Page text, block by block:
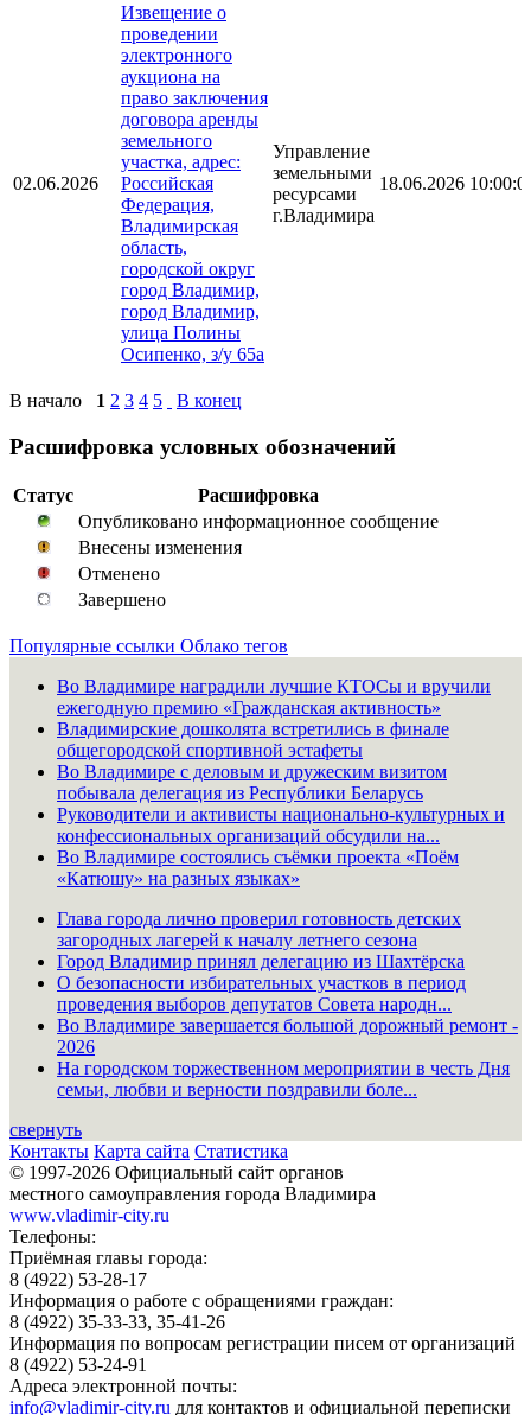
02.06.2026
Извещение о
проведении
электронного
аукциона на
право заключения
договора аренды
земельного
участка, адрес:
Российская
Федерация,
Владимирская
область,
городской округ
город Владимир,
город Владимир,
улица Полины
Осипенко, з/у 65а
Управление
земельными
ресурсами
г.Владимира
18.06.2026
В начало 1 2 3 4 5 В конец
Расшифровка условных обозначений
Статус
Расшифровка
Опубликовано информационное сообщение
Внесены изменения
Отменено
Завершено
Популярные ссылки Облако тегов
Во Владимире наградили лучшие КТОСы и вручили
ежегодную премию «Гражданская активность»
Владимирские дошколята встретились в финале
общегородской спортивной эстафеты
Во Владимире с деловым и дружеским визитом
побывала делегация из Республики Беларусь
Руководители и активисты национально-культурных и
конфессиональных организаций обсудили на...
Во Владимире состоялись съёмки проекта «Поём
«Катюшу» на разных языках»
Глава города лично проверил готовность детских
загородных лагерей к началу летнего сезона
Город Владимир принял делегацию из Шахтёрска
О безопасности избирательных участков в период
проведения выборов депутатов Совета народн...
Во Владимире завершается большой дорожный ремонт -
2026
На городском торжественном мероприятии в честь Дня
семьи, любви и верности поздравили боле...
свернуть
Контакты Карта сайта Статистика
© 1997-2026 Официальный сайт органов
местного самоуправления города Владимира
www.vladimir-city.ru
Телефоны:
Приёмная главы города:
8 (4922) 53-28-17
Информация о работе с обращениями граждан:
8 (4922) 35-33-33, 35-41-26
Информация по вопросам регистрации писем от организаций
8 (4922) 53-24-91
Адреса электронной почты:
info@vladimir-city.ru для контактов и официальной переписки